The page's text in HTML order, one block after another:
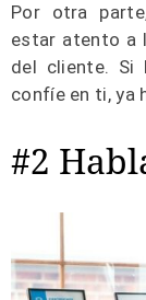
Por otra
estar atento a
del cliente. Si
confíe en ti, ya
#2